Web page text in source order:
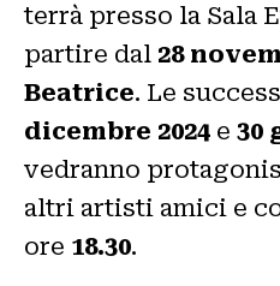
terrà presso la Sala
partire dal 28
Beatrice. Le
dicembre 2024 e 30
vedranno
altri artisti amici e
ore 18.30.